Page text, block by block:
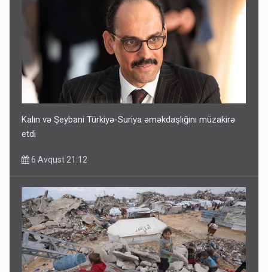
Kalın və Şeybani Türkiyə-Suriya əməkdaşlığını müzakirə
etdi
6 Avqust 21:12